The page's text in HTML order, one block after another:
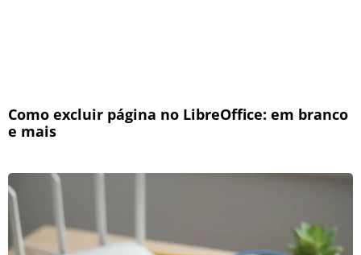
Como excluir página no LibreOffice: em branco
e mais